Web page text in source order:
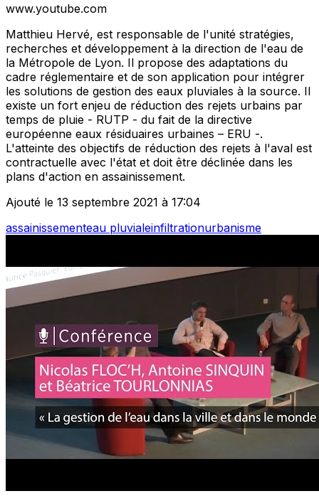
www.youtube.com
Matthieu Hervé, est responsable de l'unité stratégies,
recherches et développement à la direction de l'eau de
la Métropole de Lyon. Il propose des adaptations du
cadre réglementaire et de son application pour intégrer
les solutions de gestion des eaux pluviales à la source. Il
existe un fort enjeu de réduction des rejets urbains par
temps de pluie - RUTP - du fait de la directive
européenne eaux résiduaires urbaines – ERU -.
L'atteinte des objectifs de réduction des rejets à l'aval est
contractuelle avec l'état et doit être déclinée dans les
plans d'action en assainissement.
Ajouté le 13 septembre 2021 à 17:04
assainissementeau pluvialeinfiltrationurbanisme